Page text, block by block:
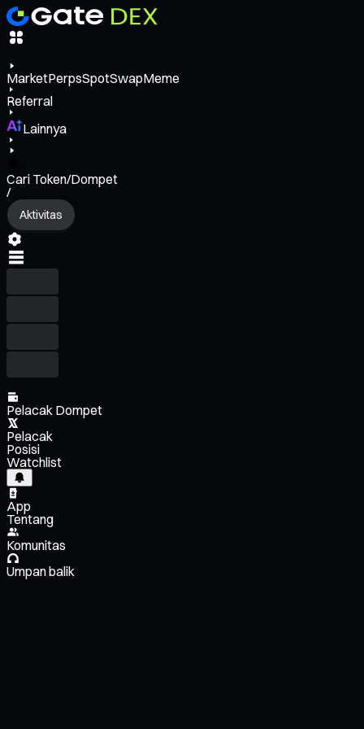
MarketPerpsSpotSwapMeme
Referral
Lainnya
Cari Token/Dompet
/
Aktivitas
Pelacak Dompet
Pelacak
Posisi
Watchlist
App
Tentang
Komunitas
Umpan balik